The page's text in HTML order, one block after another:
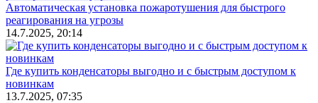
Автоматическая установка пожаротушения для быстрого
реагирования на угрозы
14.7.2025, 20:14
Где купить конденсаторы выгодно и с быстрым доступом к
новинкам
13.7.2025, 07:35